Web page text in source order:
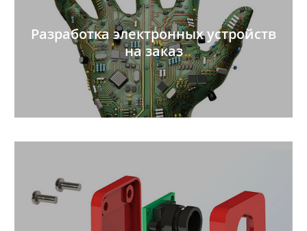
Разработка электронных устройств
на заказ